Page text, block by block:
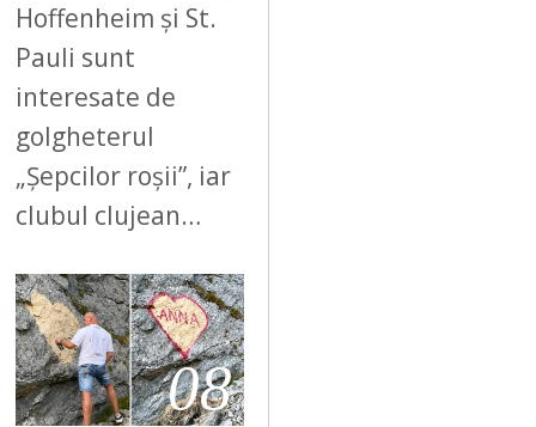
Hoffenheim și St.
Pauli sunt
interesate de
golgheterul
„Șepcilor roșii”, iar
clubul clujean…
08